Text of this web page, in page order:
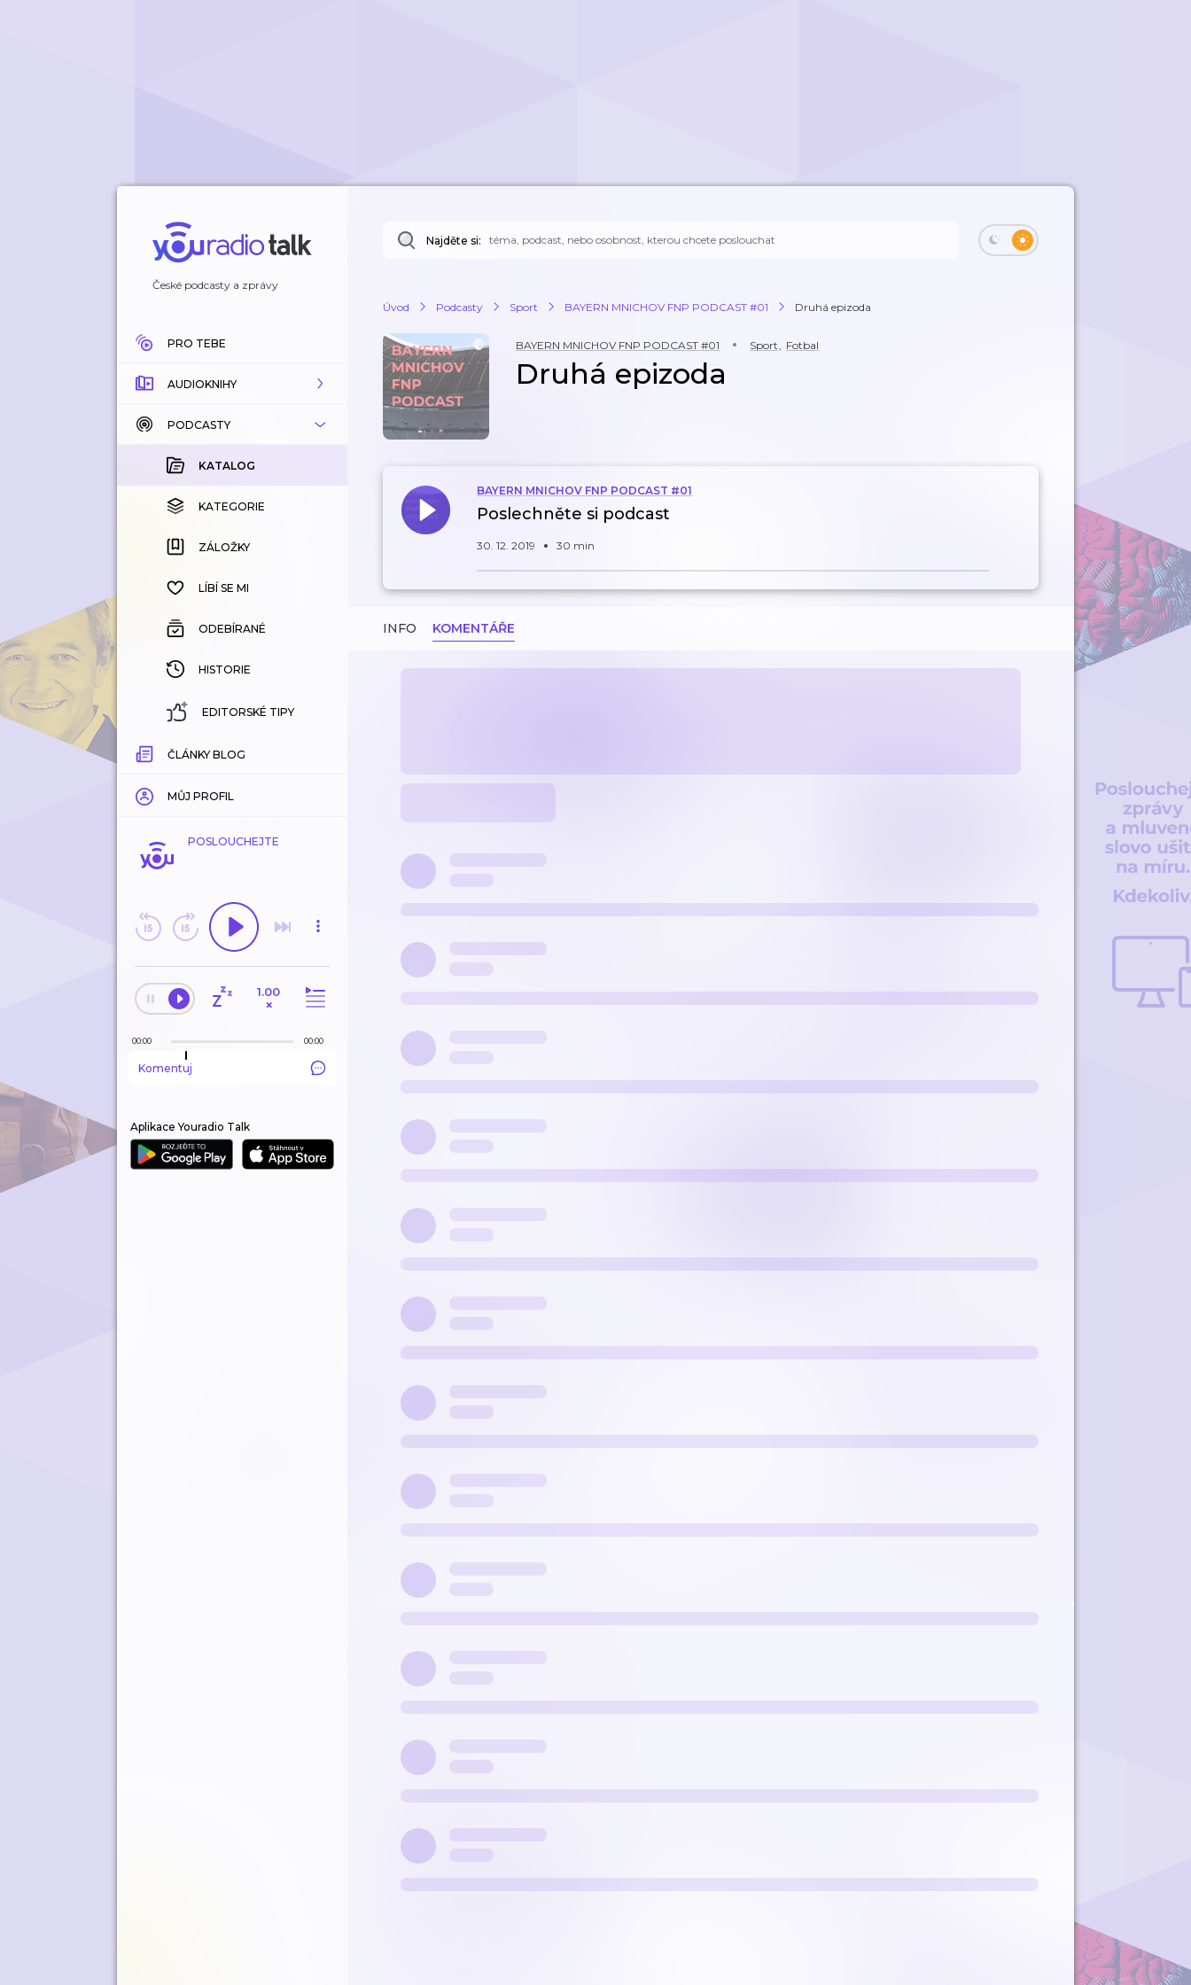
České podcasty a zprávy
PRO TEBE
AUDIOKNIHY
KATALOG
KOUPENÉ
KATEGORIE
ZÁLOŽKY
HISTORIE
PODCASTY
KATALOG
KATEGORIE
ZÁLOŽKY
LÍBÍ SE MI
ODEBÍRANÉ
HISTORIE
EDITORSKÉ TIPY
ČLÁNKY BLOG
MŮJ PROFIL
POSLOUCHEJTE
1.00
×
00:00 00:00
Komentuj
Aplikace Youradio Talk
Najděte si:
Úvod Podcasty Sport BAYERN MNICHOV FNP PODCAST #01 Druhá epizoda
BAYERN MNICHOV FNP PODCAST #01 Sport, Fotbal
Druhá epizoda
BAYERN MNICHOV FNP PODCAST #01
Poslechněte si podcast
30. 12. 2019 30 min
INFO KOMENTÁŘE